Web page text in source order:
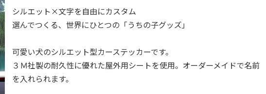
シルエット×文字を自由にカスタム
選んでつくる、世界にひとつの「うちの子グッズ」
可愛い犬のシルエット型カーステッカーです。
３Ｍ社製の耐久性に優れた屋外用シートを使用。オーダーメイドで名前
を入れられます。